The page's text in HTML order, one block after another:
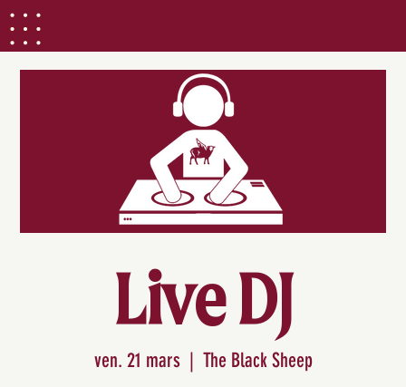
Live DJ
ven. 21 mars
  |
The Black Sheep